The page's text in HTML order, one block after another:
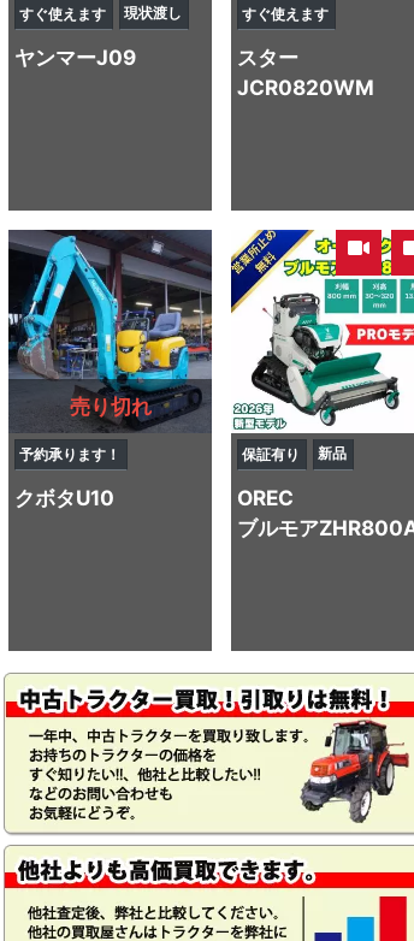
すぐ使えます 現状渡し
ヤンマーJ09
すぐ使えます
スター
JCR0820WM
売り切れ
予約承ります！
クボタU10
,
保証有り 新品
OREC
ブルモア